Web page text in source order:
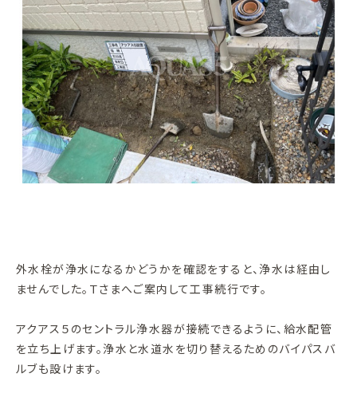
外水栓が浄水になるかどうかを確認をすると、浄水は経由し
ませんでした。Ｔさまへご案内して工事続行です。
アクアス５のセントラル浄水器が接続できるように、給水配管
を立ち上げます。浄水と水道水を切り替えるためのバイパスバ
ルブも設けます。